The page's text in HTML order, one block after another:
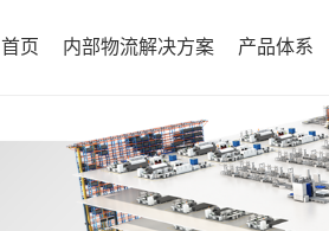
首页 内部物流解决方案 产品体系